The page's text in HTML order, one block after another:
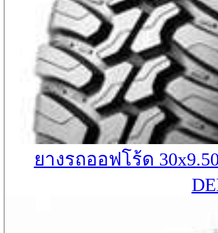
ยางรถออฟโร้ด